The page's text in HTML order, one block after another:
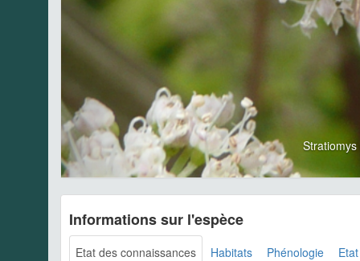
Informations sur l'espèce
Etat des connaissances Habitats Phénologie